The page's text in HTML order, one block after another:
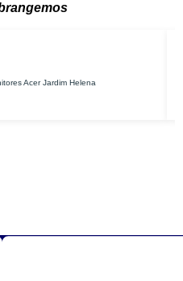
Acer Jardim Helena